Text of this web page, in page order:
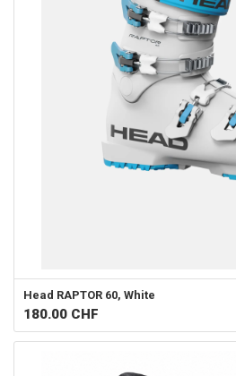
Head RAPTOR 60, White
180.00 CHF